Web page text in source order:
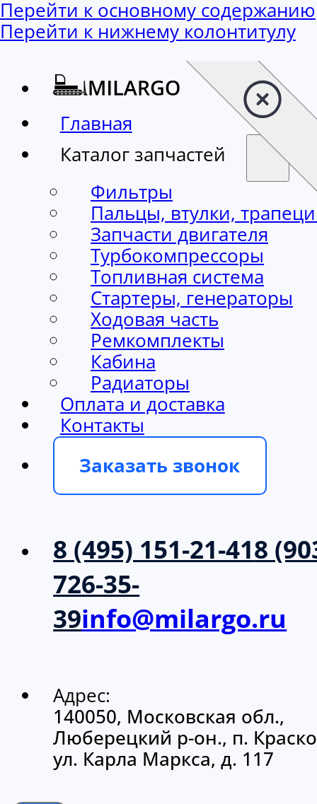
Перейти к основному содержанию
Перейти к нижнему колонтитулу
Главная
Каталог запчастей
Фильтры
Пальцы, втулки,
Запчасти двигателя
Турбокомпрессоры
Топливная система
Стартеры, генераторы
Ходовая часть
Ремкомплекты
Кабина
Радиаторы
Оплата и доставка
Контакты
Заказать звонок
8 (495) 151-21-418
726-35-
39info@milargo.ru
Адрес:
140050, Московская обл.,
Люберецкий р-он., п.
ул. Карла Маркса, д. 117